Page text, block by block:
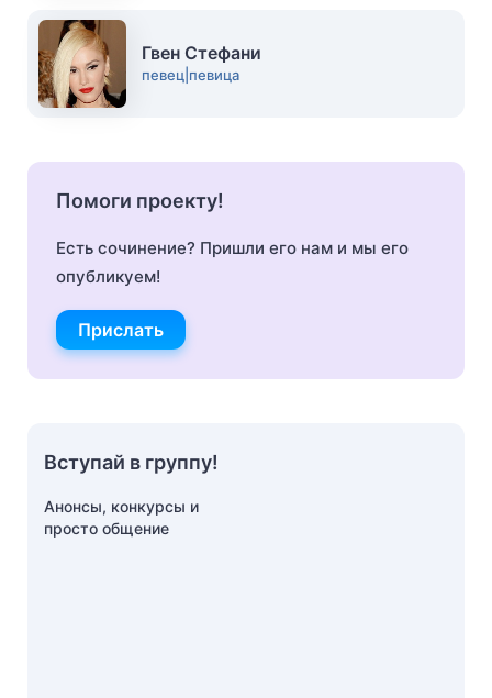
Гвен Стефани
певец|певица
Помоги проекту!
Есть сочинение? Пришли его нам и мы его
опубликуем!
Прислать
Вступай в группу!
Анонсы, конкурсы и
просто общение